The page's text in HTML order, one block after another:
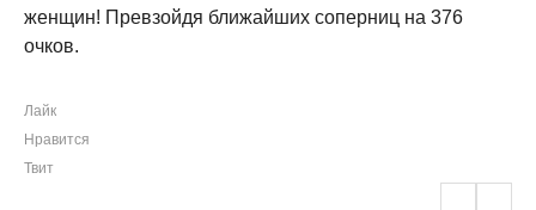
женщин! Превзойдя ближайших соперниц на 376
очков.
Лайк
Нравится
Твит